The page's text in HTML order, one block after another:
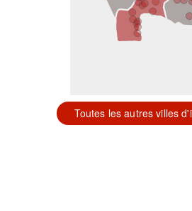
Toutes les autres villes